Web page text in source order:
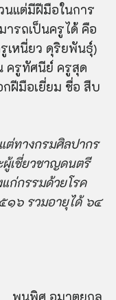
นแต่มีฝีมือในการ
รถเป็นครูได้ คือ
เหนี่ยว ดุริยพันธุ์)
ครูทัศนีย์ ครูสุด
ฝีมือเยี่ยม ชื่อ สืบ
ต่ทางกรมศิลปากร
เชี่ยวชาญดนตรี
ก่กรรมด้วยโรค
๑๖ รวมอายุได้ ๖๔
พูนพิศ อมาตยกุล